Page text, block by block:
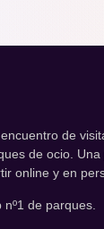
de
de ocio.
online y en
nº1 de parques.